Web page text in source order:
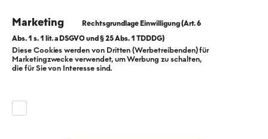
2025, klarer Kurs
zur
Klimaneutralität*:
Marketing
Diese Cookies werden von Dritten (Werbetreibenden) für
Marketingzwecke verwendet, um Werbung zu schalten,
die für Sie von Interesse sind.